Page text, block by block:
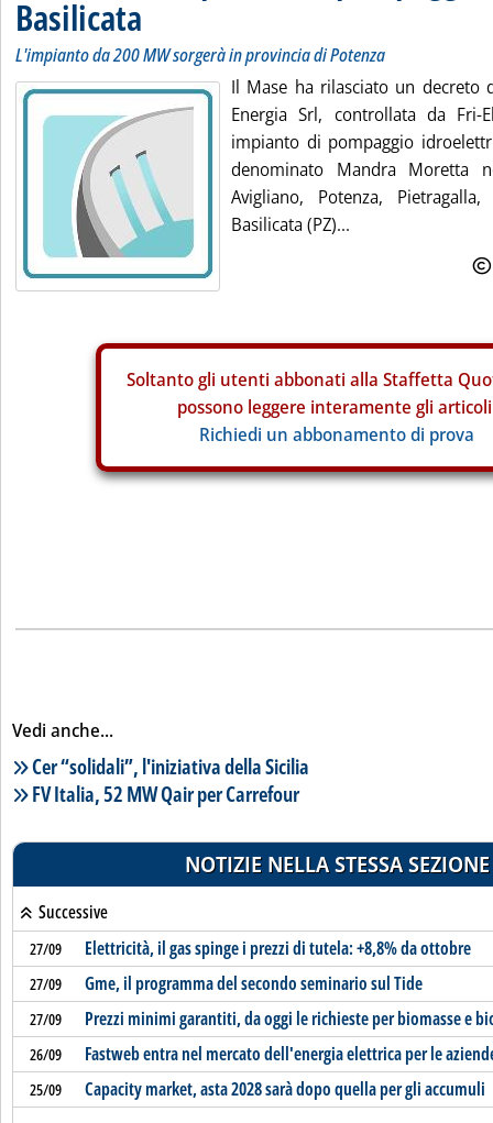
Basilicata
L'impianto da 200 MW sorgerà in provincia di Potenza
Il Mase ha rilasciato un decreto
Energia Srl, controllata da
impianto di pompaggio
denominato Mandra Moretta
Avigliano, Potenza,
Basilicata (PZ)...
Soltanto gli utenti abbonati alla Staffetta
possono leggere interamente gli
Richiedi un abbonamento di prova
Vedi anche...
Lista notizie correlate
Cer “solidali”, l'iniziativa della Sicilia
FV Italia, 52 MW Qair per Carrefour
NOTIZIE NELLA STESSA SEZIONE
Successive
27/09 Elettricità, il gas spinge i prezzi di tutela: +8,8% da ottobre
27/09 Gme, il programma del secondo seminario sul Tide
27/09 Prezzi minimi garantiti, da oggi le richieste per biomasse e
26/09 Fastweb entra nel mercato dell'energia elettrica per le
25/09 Capacity market, asta 2028 sarà dopo quella per gli accumuli